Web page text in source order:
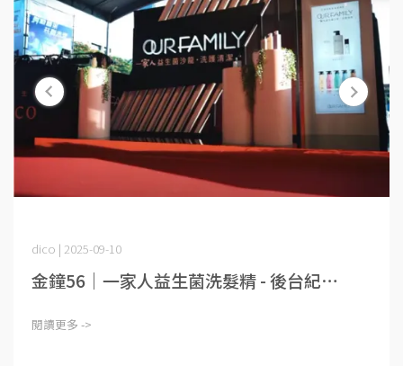
dico | 2025-09-10
金鐘56｜一家人益生菌洗髮精 - 後台紀⋯
閱讀更多 ->